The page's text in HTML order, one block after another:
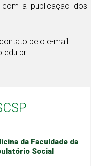
a publicação dos
pelo e-mail:
da Faculdade da
Social